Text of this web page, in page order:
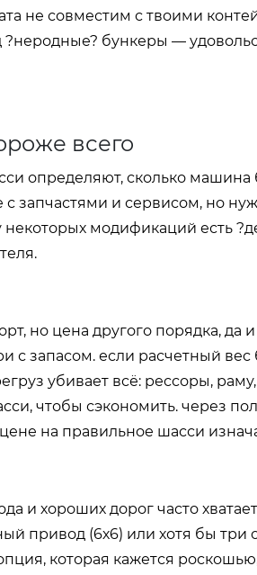
не совместим с твоими
?неродные? бункеры —
всего
определяют, сколько машина
с запчастями и сервисом, но
модификаций есть
но цена другого порядка, да
с запасом. если расчетный вес
убивает всё: рессоры,
чтобы сэкономить. через
на правильное шасси
и хороших дорог часто
привод (6х6) или хотя бы три
которая кажется